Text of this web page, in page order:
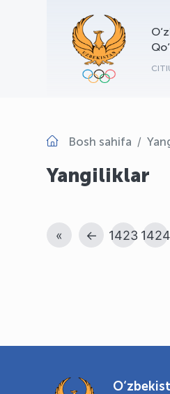
Bosh sahifa
Yangiliklar
« ← 1423 1424